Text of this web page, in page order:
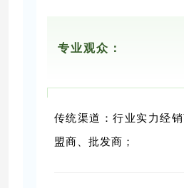
专业观众 ：
传统渠道：行业实力经
盟商、批发商；